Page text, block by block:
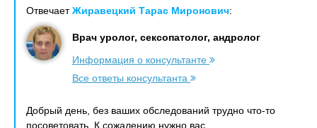
ОтвечаетЖиравецкий Тарас Миронович:
Врач уролог, сексопатолог, андролог
Информация о консультанте
Все ответы консультанта
Добрый день, без ваших обследований трудно что-то
посоветовать. К сожалению нужно вас